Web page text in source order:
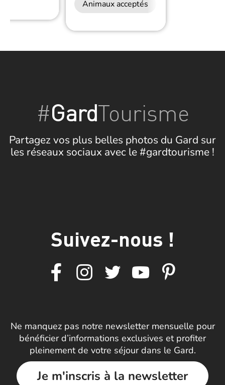
Animaux acceptés
#GardTourisme
Partagez vos plus belles photos du Gard sur
les réseaux sociaux avec le #gardtourisme !
Suivez-nous !
Ne manquez pas notre newsletter mensuelle pour
bénéficier d’informations exclusives et profiter
pleinement de votre séjour dans le Gard.
Je m'inscris à la newsletter